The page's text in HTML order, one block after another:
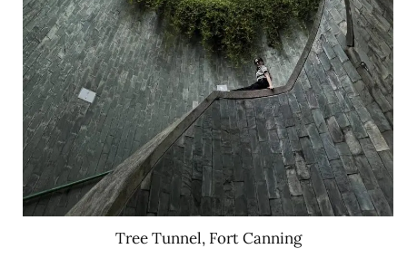
Tree Tunnel, Fort Canning